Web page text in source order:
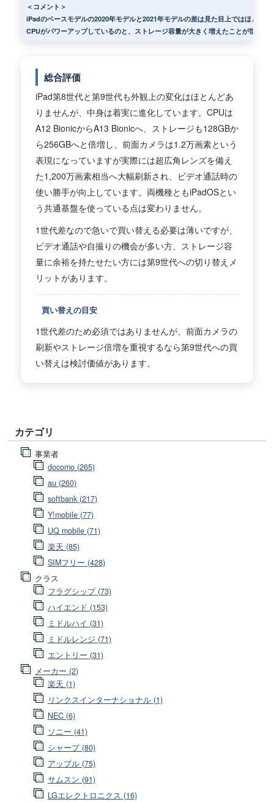
＜コメント＞
iPadのベースモデルの2020年モデルと2021年モデルの差は見た目上ではほとんど
CPUがパワーアップしているのと、ストレージ容量が大きく増えたことが世代交
総合評価
iPad第8世代と第9世代も外観上の変化はほとんどあ
りませんが、中身は着実に進化しています。CPUは
A12 BionicからA13 Bionicへ、ストレージも128GBか
ら256GBへと倍増し、前面カメラは1.2万画素という
表現になっていますが実際には超広角レンズを備え
た1,200万画素相当へ大幅刷新され、ビデオ通話時の
使い勝手が向上しています。両機種ともiPadOSとい
う共通基盤を使っている点は変わりません。
1世代差なので急いで買い替える必要は薄いですが、
ビデオ通話や自撮りの機会が多い方、ストレージ容
量に余裕を持たせたい方には第9世代への切り替えメ
リットがあります。
買い替えの目安
1世代差のため必須ではありませんが、前面カメラの
刷新やストレージ倍増を重視するなら第9世代への買
い替えは検討価値があります。
カテゴリ
事業者
docomo (265)
au (260)
softbank (217)
Y!mobile (77)
UQ mobile (71)
楽天 (85)
SIMフリー (428)
クラス
フラグシップ (73)
ハイエンド (153)
ミドルハイ (31)
ミドルレンジ (71)
エントリー (31)
メーカー (2)
楽天 (1)
リンクスインターナショナル (1)
NEC (6)
ソニー (41)
シャープ (80)
アップル (75)
サムスン (91)
LGエレクトロニクス (16)